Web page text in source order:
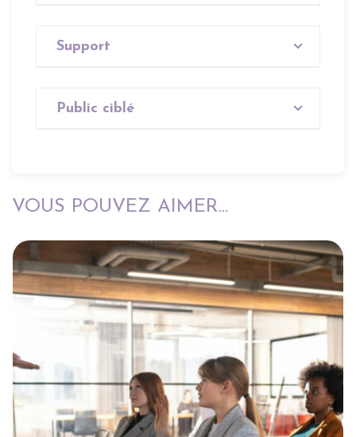
Support
Public ciblé
VOUS POUVEZ AIMER...